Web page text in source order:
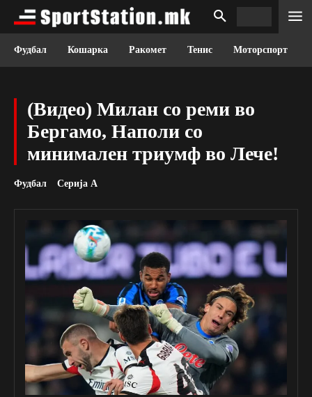
Фудбал Кошарка Ракомет Тенис Моторспорт
(Видео) Милан со реми во
Бергамо, Наполи со
минимален триумф во Лече!
Фудбал Серија А